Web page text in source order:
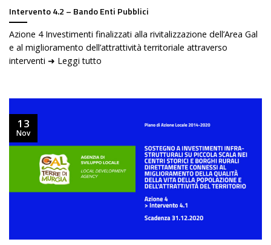
Intervento 4.2 – Bando Enti Pubblici
Azione 4 Investimenti finalizzati alla rivitalizzazione dell’Area Gal
e al miglioramento dell’attrattività territoriale attraverso
interventi ➜ Leggi tutto
13
Nov